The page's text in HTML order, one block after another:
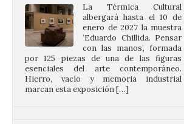
con las manos’, formada
por 125 piezas de una de las figuras
esenciales del arte contemporáneo.
Hierro, vacío y memoria industrial
marcan esta exposición […]
Protección Civil activa la